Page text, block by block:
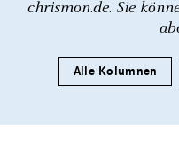
chrismon.de. Sie
Alle Kolumnen